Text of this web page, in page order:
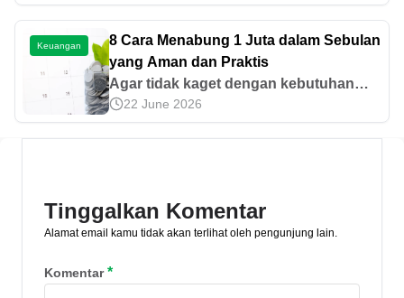
aktivitas belanja. Ketahui mana yang
lebih untung antara paylater vs kartu
kredit di sini!
Keuangan
8 Cara Menabung 1 Juta dalam Sebulan
yang Aman dan Praktis
Agar tidak kaget dengan kebutuhan
mendadak, kamu perlu tahu cara
menabung 1 juta dalam sebulan yang
22 June 2026
Tinggalkan Komentar
Alamat email kamu tidak akan terlihat oleh pengunjung lain.
Komentar*